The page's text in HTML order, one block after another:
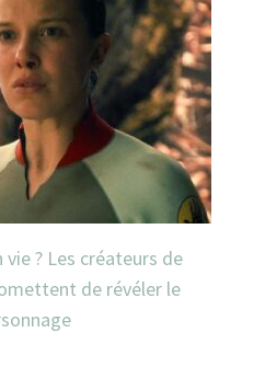
? Les créateurs de
de révéler le